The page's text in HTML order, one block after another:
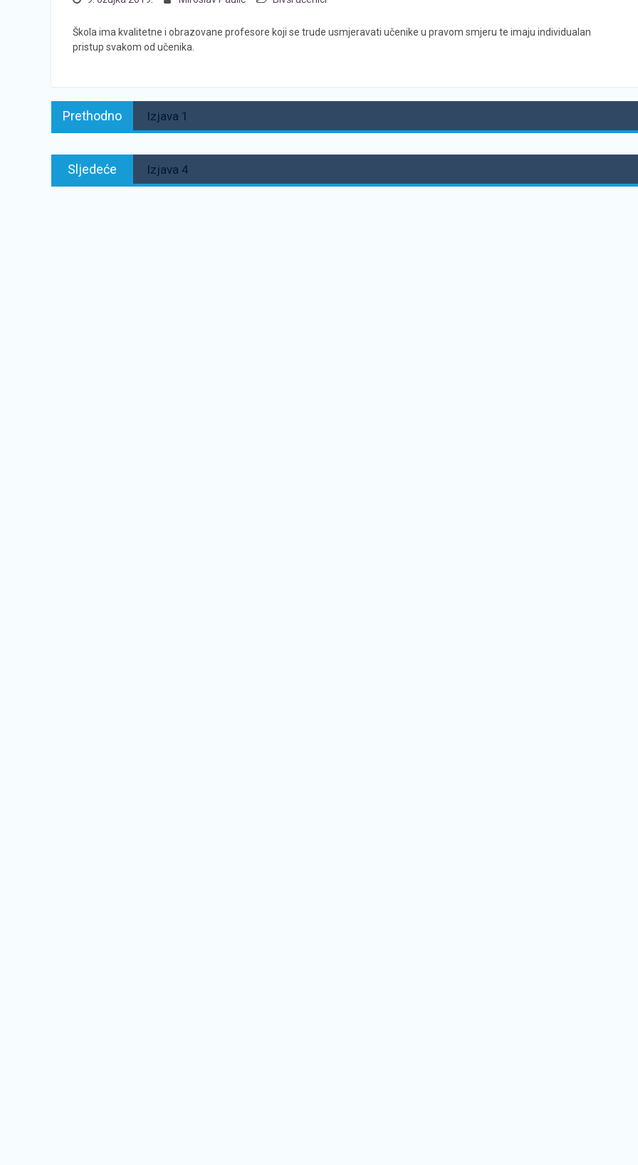
Škola ima kvalitetne i obrazovane profesore koji se trude usmjeravati učenike u pravom smjeru te imaju individualan
pristup svakom od učenika.
Navigacija
objava
Prethodno Izjava 1
Sljedeće Izjava 4